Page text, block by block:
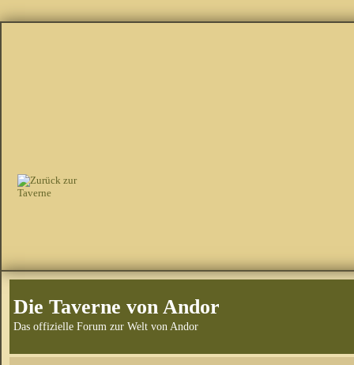
Die Taverne von Andor
Das offizielle Forum zur Welt von Andor